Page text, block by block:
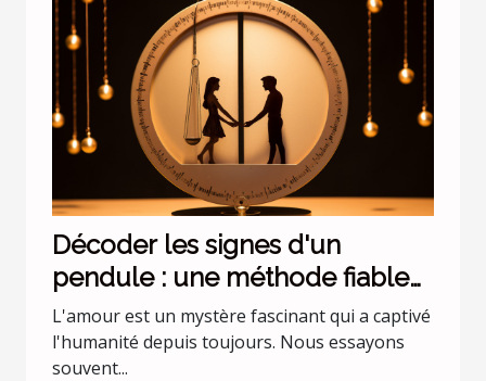
Décoder les signes d'un
pendule : une méthode fiable
pour comprendre l'amour ?
L'amour est un mystère fascinant qui a captivé
l'humanité depuis toujours. Nous essayons
souvent...